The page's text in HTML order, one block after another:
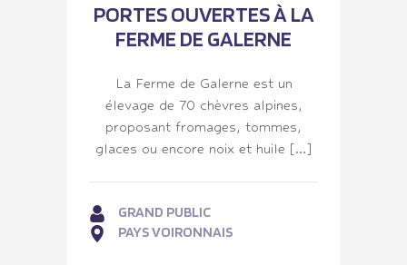
PORTES OUVERTES À LA
FERME DE GALERNE
La Ferme de Galerne est un
élevage de 70 chèvres alpines,
proposant fromages, tommes,
glaces ou encore noix et huile […]
GRAND PUBLIC
PAYS VOIRONNAIS